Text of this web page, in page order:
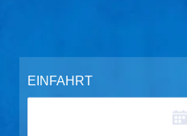
EINFAHRT